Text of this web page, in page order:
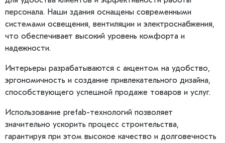
персонала. Наши здания оснащены современными
системами освещения, вентиляции и электроснабжения,
что обеспечивает высокий уровень комфорта и
надежности.
Интерьеры разрабатываются с акцентом на удобство,
эргономичность и создание привлекательного дизайна,
способствующего успешной продаже товаров и услуг.
Использование prefab-технологий позволяет
значительно ускорить процесс строительства,
гарантируя при этом высокое качество и долговечность